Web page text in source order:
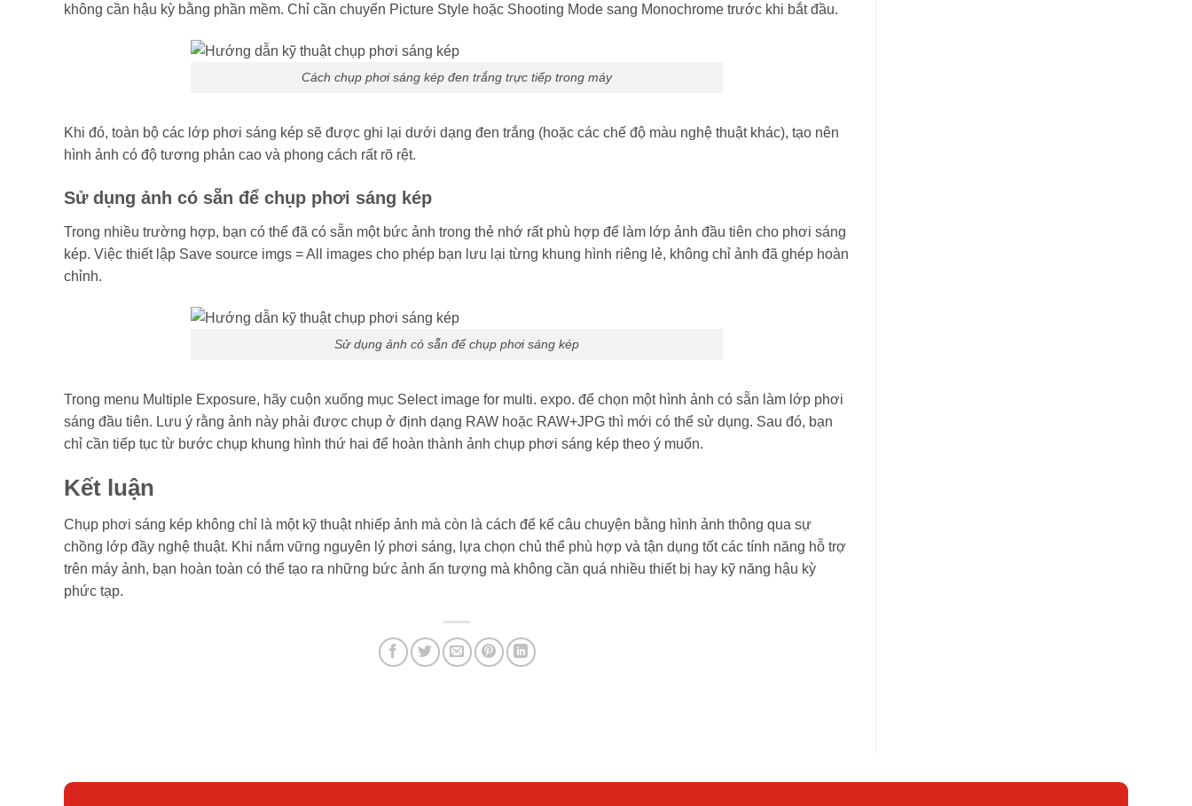
không cần hậu kỳ bằng phần mềm. Chỉ cần chuyển Picture Style hoặc Shooting Mode sang Monochrome trước khi bắt đầu.
Cách chụp phơi sáng kép đen trắng trực tiếp trong máy
Khi đó, toàn bộ các lớp phơi sáng kép sẽ được ghi lại dưới dạng đen trắng (hoặc các chế độ màu nghệ thuật khác), tạo nên
hình ảnh có độ tương phản cao và phong cách rất rõ rệt.
Sử dụng ảnh có sẵn để chụp phơi sáng kép
Trong nhiều trường hợp, bạn có thể đã có sẵn một bức ảnh trong thẻ nhớ rất phù hợp để làm lớp ảnh đầu tiên cho phơi sáng
kép. Việc thiết lập Save source imgs = All images cho phép bạn lưu lại từng khung hình riêng lẻ, không chỉ ảnh đã ghép hoàn
chỉnh.
Sử dụng ảnh có sẵn để chụp phơi sáng kép
Trong menu Multiple Exposure, hãy cuộn xuống mục Select image for multi. expo. để chọn một hình ảnh có sẵn làm lớp phơi
sáng đầu tiên. Lưu ý rằng ảnh này phải được chụp ở định dạng RAW hoặc RAW+JPG thì mới có thể sử dụng. Sau đó, bạn
chỉ cần tiếp tục từ bước chụp khung hình thứ hai để hoàn thành ảnh chụp phơi sáng kép theo ý muốn.
Kết luận
Chụp phơi sáng kép không chỉ là một kỹ thuật nhiếp ảnh mà còn là cách để kể câu chuyện bằng hình ảnh thông qua sự
chồng lớp đầy nghệ thuật. Khi nắm vững nguyên lý phơi sáng, lựa chọn chủ thể phù hợp và tận dụng tốt các tính năng hỗ trợ
trên máy ảnh, bạn hoàn toàn có thể tạo ra những bức ảnh ấn tượng mà không cần quá nhiều thiết bị hay kỹ năng hậu kỳ
phức tạp.